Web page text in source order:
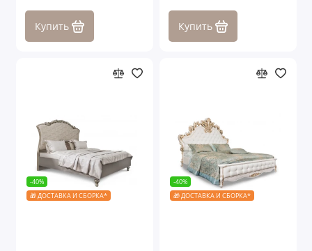
Купить Купить
-40%
🎁 ДОСТАВКА И СБОРКА*
-40%
🎁 ДОСТАВКА И СБОРКА*